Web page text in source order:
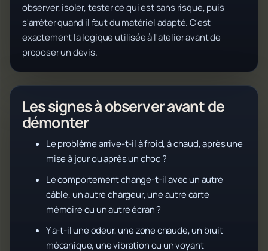
observer, isoler, tester ce qui est sans risque, puis
s'arrêter quand il faut du matériel adapté. C'est
exactement la logique utilisée à l'atelier avant de
proposer un devis.
Les signes à observer avant de
démonter
Le problème arrive-t-il à froid, à chaud, après une
mise à jour ou après un choc ?
Le comportement change-t-il avec un autre
câble, un autre chargeur, une autre carte
mémoire ou un autre écran ?
Y a-t-il une odeur, une zone chaude, un bruit
mécanique, une vibration ou un voyant